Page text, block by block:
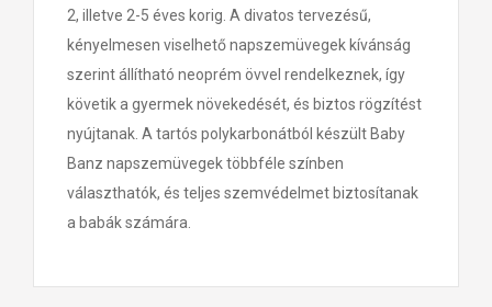
2, illetve 2-5 éves korig. A divatos tervezésű,
kényelmesen viselhető napszemüvegek kívánság
szerint állítható neoprém övvel rendelkeznek, így
követik a gyermek növekedését, és biztos rögzítést
nyújtanak. A tartós polykarbonátból készült Baby
Banz napszemüvegek többféle színben
választhatók, és teljes szemvédelmet biztosítanak
a babák számára.